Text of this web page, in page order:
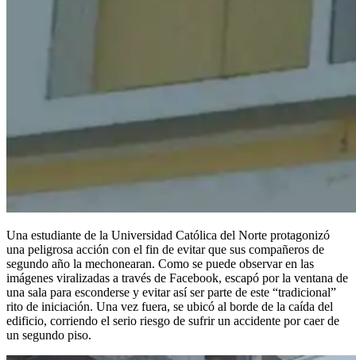
Una estudiante de la Universidad Católica del Norte protagonizó
una peligrosa acción con el fin de evitar que sus compañeros de
segundo año la mechonearan. Como se puede observar en las
imágenes viralizadas a través de Facebook, escapó por la ventana de
una sala para esconderse y evitar así ser parte de este “tradicional”
rito de iniciación. Una vez fuera, se ubicó al borde de la caída del
edificio, corriendo el serio riesgo de sufrir un accidente por caer de
un segundo piso.